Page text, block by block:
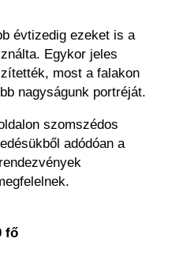
évtizedig ezeket is a
Egykor jeles
most a falakon
nagyságunk portréját.
szomszédos
adódóan a
fő